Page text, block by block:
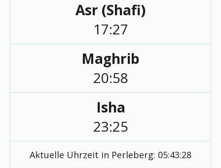
Asr (Shafi)
17:27
Maghrib
20:58
Isha
23:25
Aktuelle Uhrzeit in Perleberg: 05:43:28